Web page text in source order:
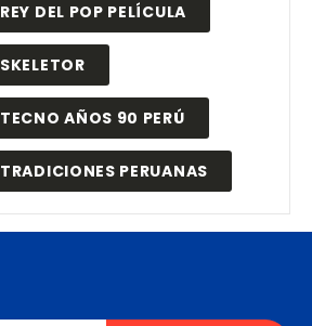
REY DEL POP PELÍCULA
SKELETOR
TECNO AÑOS 90 PERÚ
TRADICIONES PERUANAS